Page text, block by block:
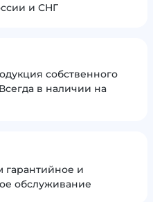
и СНГ
собственного
в наличии на
гарантийное и
обслуживание